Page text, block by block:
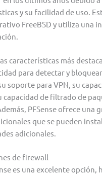
y su facilidad de uso.
FreeBSD y utiliza una
características más
para detectar y
soporte para VPN, su
capacidad de filtrado de
PFSense ofrece una
que se pueden
adicionales.
de firewall
es una excelente opción,